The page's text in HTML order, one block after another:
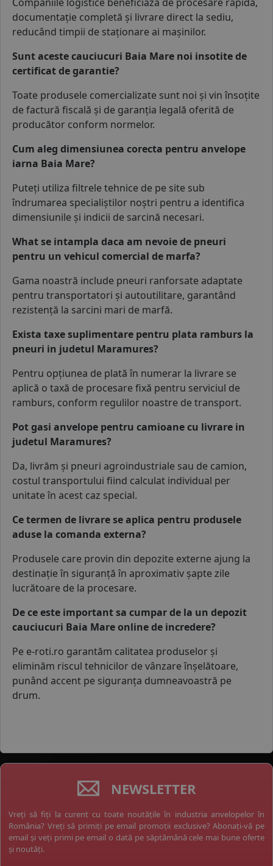
documentație completă și livrare direct la sediu,
reducând timpii de staționare ai mașinilor.
Sunt aceste cauciucuri Baia Mare noi insotite de
certificat de garantie?
Toate produsele comercializate sunt noi și vin însoțite
de factură fiscală și de garanția legală oferită de
producător conform normelor.
Cum aleg dimensiunea corecta pentru anvelope
iarna Baia Mare?
Puteți utiliza filtrele tehnice de pe site sub
îndrumarea specialiștilor noștri pentru a identifica
dimensiunile și indicii de sarcină necesari.
What se intampla daca am nevoie de pneuri
pentru un vehicul comercial de marfa?
Gama noastră include pneuri ranforsate adaptate
pentru transportatori și autoutilitare, garantând
rezistență la sarcini mari de marfă.
Exista taxe suplimentare pentru plata ramburs la
pneuri in judetul Maramures?
Pentru opțiunea de plată în numerar la livrare se
aplică o taxă de procesare fixă pentru serviciul de
ramburs, conform regulilor noastre de transport.
Pot gasi anvelope pentru camioane cu livrare in
judetul Maramures?
Da, livrăm și pneuri agroindustriale sau de camion,
costul transportului fiind calculat individual per
unitate în acest caz special.
Ce termen de livrare se aplica pentru produsele
aduse la comanda externa?
Produsele care provin din depozite externe ajung la
destinație în siguranță în aproximativ șapte zile
lucrătoare de la procesare.
De ce este important sa cumpar de la un depozit
cauciucuri Baia Mare online de incredere?
Pe e-roti.ro garantăm calitatea produselor și
eliminăm riscul tehnicilor de vânzare înșelătoare,
punând accent pe siguranța dumneavoastră pe
drum.
NEWSLETTER
Vreți să fiți la curent cu toate noutățile în industria anvelopelor în
România? Vreți să primiți pe email promoții exclusive? Abonați-vă pe
email și veți primi pe email o dată pe săptămână cele mai bune oferte
și noutăți.